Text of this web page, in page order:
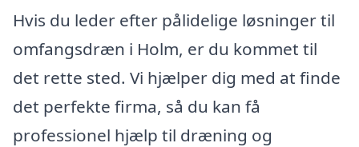
Hvis du leder efter pålidelige løsninger til
omfangsdræn i Holm, er du kommet til
det rette sted. Vi hjælper dig med at finde
det perfekte firma, så du kan få
professionel hjælp til dræning og